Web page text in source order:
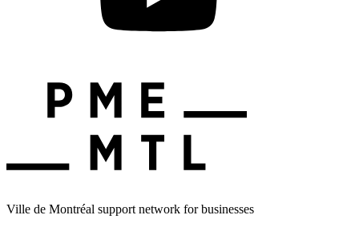
Ville de Montréal support network for businesses